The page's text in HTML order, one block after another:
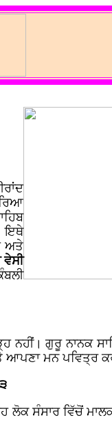
ਇਥੇ
ਅਤੇ
ਵੇਸੀ
ਨਹੀਂ। ਗੁਰੂ ਨਾਨਕ
ਆਪਣਾ ਮਨ ਪਵਿਤ੍ਰ
ਲੋਕ ਸੰਸਾਰ ਵਿੱਚੋਂ